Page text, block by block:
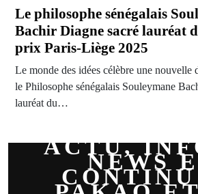
Le philosophe sénégalais
Bachir Diagne sacré lauréat
prix Paris-Liège 2025
Le monde des idées célèbre une nouvelle
le Philosophe sénégalais Souleymane
lauréat du…
ACTU,
NEWS